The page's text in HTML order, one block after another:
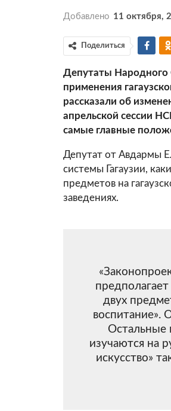
Добавлено 11 октября,
Поделиться
Депутаты Народного
применения
рассказали об
апрельской сессии
самые главные
Депутат от Авдармы
системы Гагаузии,
предметов на
заведениях.
двух
воспитание».
Остальные
изучаются на
искусство»